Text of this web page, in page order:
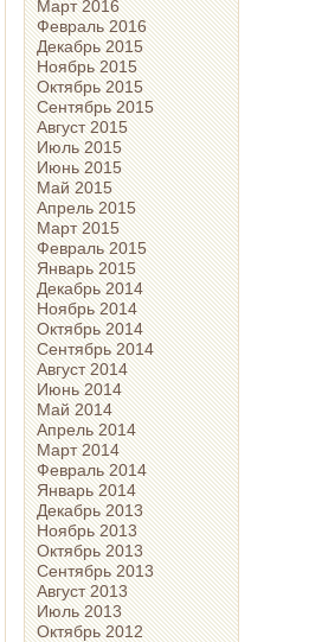
Март 2016
Февраль 2016
Декабрь 2015
Ноябрь 2015
Октябрь 2015
Сентябрь 2015
Август 2015
Июль 2015
Июнь 2015
Май 2015
Апрель 2015
Март 2015
Февраль 2015
Январь 2015
Декабрь 2014
Ноябрь 2014
Октябрь 2014
Сентябрь 2014
Август 2014
Июнь 2014
Май 2014
Апрель 2014
Март 2014
Февраль 2014
Январь 2014
Декабрь 2013
Ноябрь 2013
Октябрь 2013
Сентябрь 2013
Август 2013
Июль 2013
Октябрь 2012